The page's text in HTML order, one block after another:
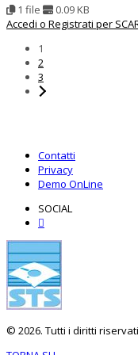
1 file
0.09 KB
Accedi o Registrati per
1
2
3
Contatti
Privacy
Demo OnLine
SOCIAL
© 2026. Tutti i diritti riservati.